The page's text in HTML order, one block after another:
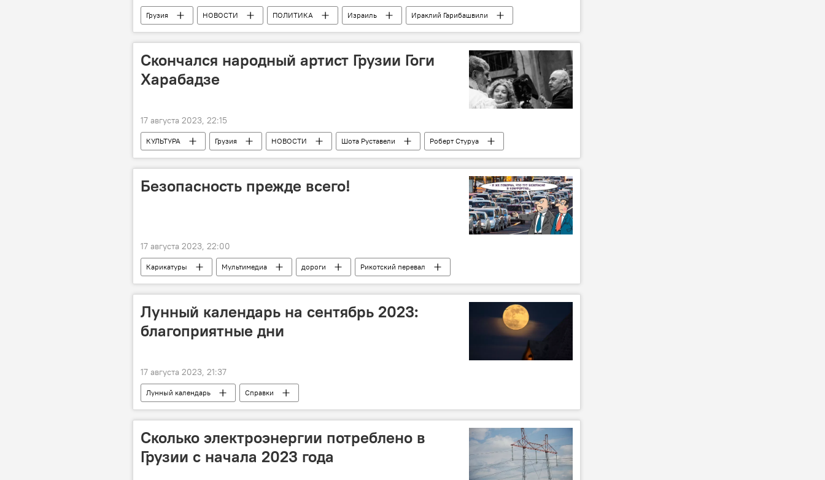
Грузия НОВОСТИ ПОЛИТИКА Израиль
Ираклий Гарибашвили
Биньямин Нетаньяху
Лаша Жвания Илья Дарчиашвили
Тбилиси
Скончался народный артист Грузии Гоги
Харабадзе
17 августа 2023, 22:15
КУЛЬТУРА Грузия НОВОСТИ Шота Руставели Роберт Стуруа
Безопасность прежде всего!
17 августа 2023, 22:00
Карикатуры Мультимедиа дороги
Рикотский перевал
Рикотский тоннель
Лунный календарь на сентябрь 2023:
благоприятные дни
17 августа 2023, 21:37
Лунный календарь Справки
Сколько электроэнергии потреблено в
Грузии с начала 2023 года